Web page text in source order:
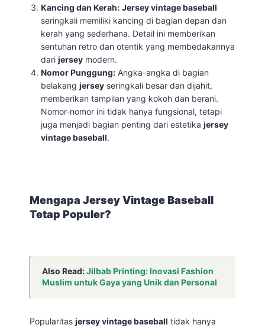
Kancing dan Kerah: Jersey vintage baseball
seringkali memiliki kancing di bagian depan dan
kerah yang sederhana. Detail ini memberikan
sentuhan retro dan otentik yang membedakannya
darijersey modern.
Nomor Punggung: Angka-angka di bagian
belakangjersey seringkali besar dan dijahit,
memberikan tampilan yang kokoh dan berani.
Nomor-nomor ini tidak hanya fungsional, tetapi
juga menjadi bagian penting dari estetikajersey
vintage baseball.
Mengapa Jersey Vintage Baseball
Tetap Populer?
Also Read:Jilbab Printing: Inovasi Fashion
Muslim untuk Gaya yang Unik dan Personal
Popularitas jersey vintage baseball tidak hanya